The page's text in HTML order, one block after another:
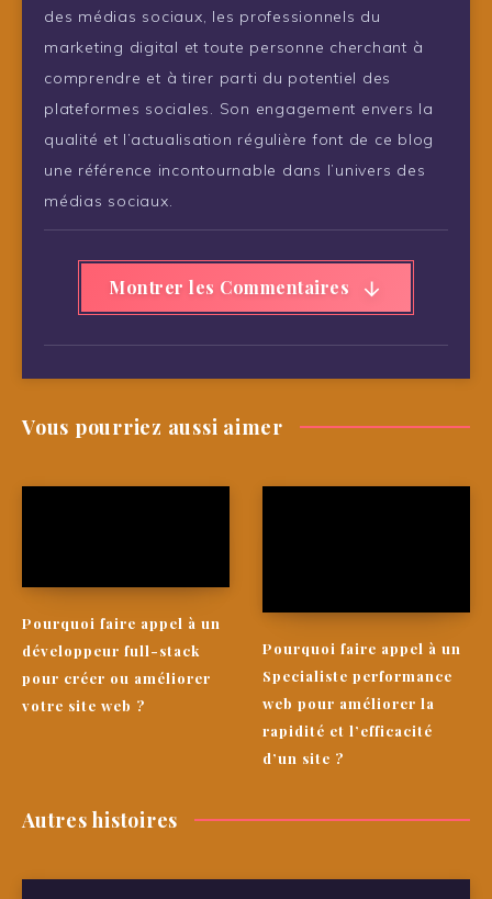
des médias sociaux, les professionnels du
marketing digital et toute personne cherchant à
comprendre et à tirer parti du potentiel des
plateformes sociales. Son engagement envers la
qualité et l’actualisation régulière font de ce blog
une référence incontournable dans l’univers des
médias sociaux.
Montrer les Commentaires
Vous pourriez aussi aimer
Pourquoi faire appel à un
développeur full-stack
pour créer ou améliorer
votre site web ?
Pourquoi faire appel à un
Specialiste performance
web pour améliorer la
rapidité et l’efficacité
d’un site ?
Autres histoires